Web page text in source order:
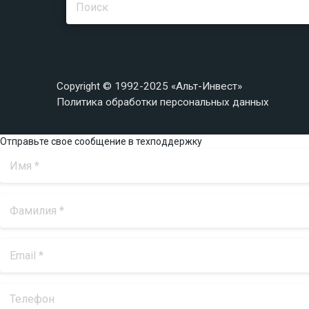
Copyright © 1992-2025 «Альт-Инвест»
Политика обработки персональных данных
Отправьте свое сообщение в техподдержку